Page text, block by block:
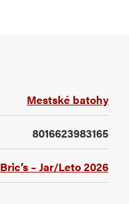
Mestské batohy
8016623983165
Bric’s – Jar/Leto 2026